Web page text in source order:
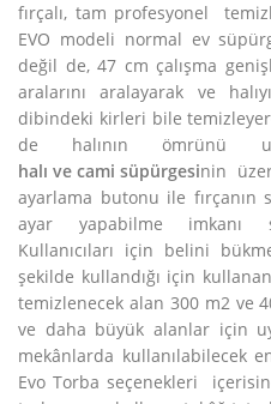
fırçalı, tam profesyonel
EVO modeli normal ev
değil de, 47 cm çalışma
aralarını aralayarak ve
dibindeki kirleri bile
de halının ömrünü
halı ve cami süpürgesinin
ayarlama butonu ile fırçanın
ayar yapabilme imkanı
Kullanıcıları için belini
şekilde kullandığı için
temizlenecek alan 300 m2 ve
ve daha büyük alanlar için
mekânlarda kullanılabilecek
Evo Torba seçenekleri